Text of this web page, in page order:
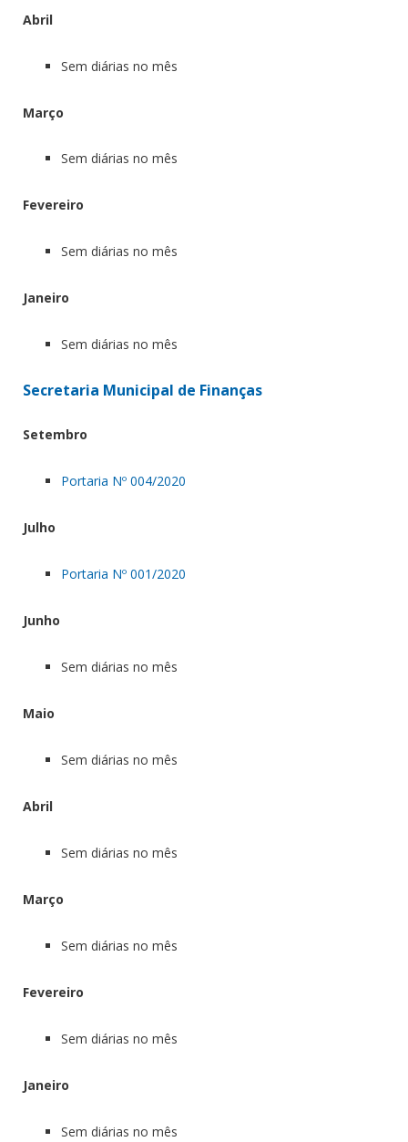
Abril
Sem diárias no mês
Março
Sem diárias no mês
Fevereiro
Sem diárias no mês
Janeiro
Sem diárias no mês
Secretaria Municipal de Finanças
Setembro
Portaria Nº 004/2020
Julho
Portaria Nº 001/2020
Junho
Sem diárias no mês
Maio
Sem diárias no mês
Abril
Sem diárias no mês
Março
Sem diárias no mês
Fevereiro
Sem diárias no mês
Janeiro
Sem diárias no mês